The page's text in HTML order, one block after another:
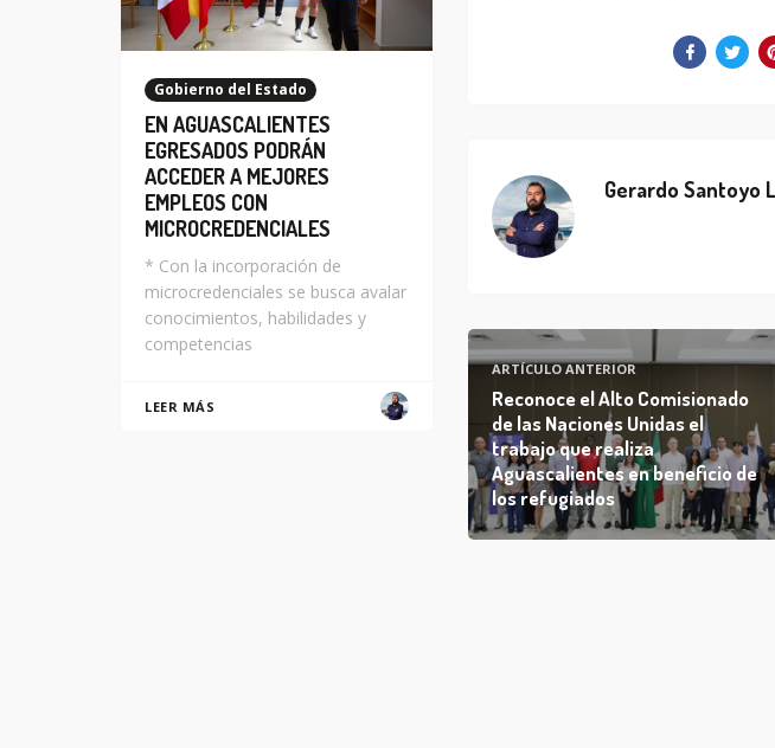
Gerardo Santoyo
ARTÍCULO ANTERIOR
Reconoce el Alto Comisionado
de las Naciones Unidas el
trabajo que realiza
Aguascalientes en beneficio de
los refugiados
Gobierno del Estado
EN AGUASCALIENTES
EGRESADOS PODRÁN
ACCEDER A MEJORES
EMPLEOS CON
MICROCREDENCIALES
* Con la incorporación de
microcredenciales se busca avalar
conocimientos, habilidades y
competencias
LEER MÁS